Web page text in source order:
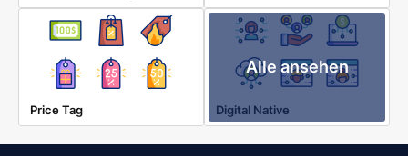
Price Tag
Alle ansehen
Digital Native